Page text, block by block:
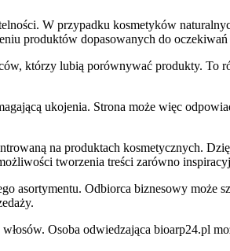
W przypadku kosmetyków
produktów dopasowanych do
którzy lubią porównywać produkty. To
ukojenia. Strona może więc
na produktach kosmetycznych.
tworzenia treści zarówno
asortymentu. Odbiorca biznesowy może
Osoba odwiedzająca bioarp24.pl